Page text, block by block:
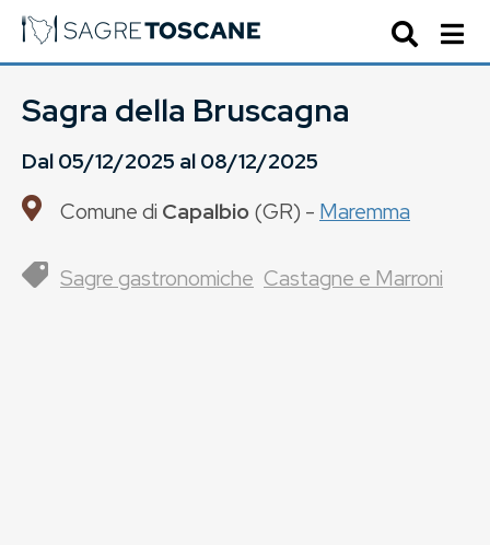
Sagra della Bruscagna
Dal05/12/2025 al08/12/2025
Comune di Capalbio(GR) - Maremma
Sagre gastronomiche Castagne e Marroni